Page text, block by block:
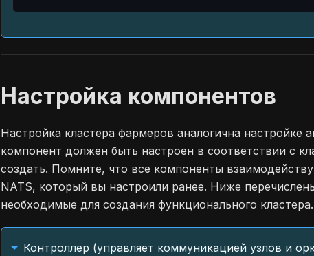
Настройка компонентов
Настройка кластера фармеров аналогична
компонент должен быть настроен в соответствии с
создать. Помните, что все компоненты
NATS, который вы настроили ранее. Ниже
необходимые для создания функционального кластера.
Контроллер (управляет коммуникацией узлов и